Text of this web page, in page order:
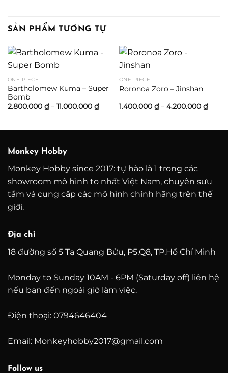
SẢN PHẨM TƯƠNG TỰ
ONE PIECE
Bartholomew Kuma – Super
Bomb
2.800.000 ₫ – 11.000.000 ₫Khoảng
giá:
đến
ONE PIECE
Roronoa Zoro – Jinshan
1.400.000 ₫ – 4.200.000 ₫
giá:
đến
Monkey Hobby
Monkey Hobby since 2017: tự hào là 1 trong các
showroom mô hình to nhất Việt Nam, chuyên sưu
tầm và cung cấp các mô hình chính hãng trên thế
giới.
Địa chỉ
18 đường số 5 Tạ Quang Bửu, P5,Q8, TP.Hồ Chí Minh
Monday to Sunday 10AM - 6PM (Saturday off) liên hệ
nếu bạn đến ngoài giờ làm việc.
Điện thoại: 0794646404
Email: Monkeyhobby2017@gmail.com
Follow us